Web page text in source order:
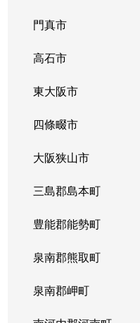
門真市
高石市
東大阪市
四條畷市
大阪狭山市
三島郡島本町
豊能郡能勢町
泉南郡熊取町
泉南郡岬町